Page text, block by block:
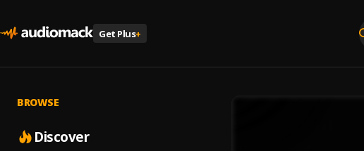
Get Plus+
BROWSE
Discover